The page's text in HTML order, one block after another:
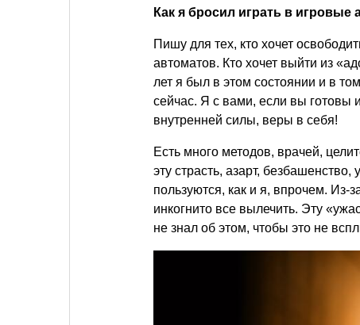
Как я бросил играть в игровые
Пишу для тех, кто хочет
автоматов. Кто хочет выйти из
лет я был в этом состоянии и в
сейчас. Я с вами, если вы готовы
внутренней силы, веры в себя!
Есть много методов, врачей,
эту страсть, азарт,
пользуются, как и я, впрочем. Из-
инкогнито все вылечить. Эту
не знал об этом, чтобы это не